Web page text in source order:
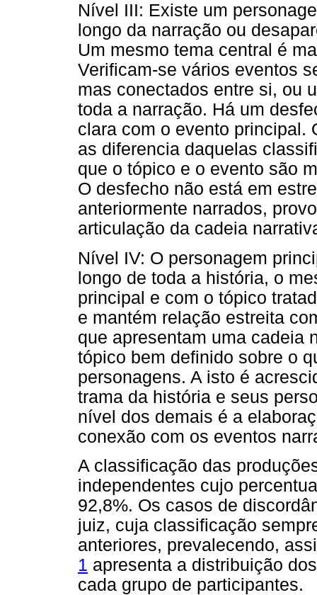
Nível III: Existe um
longo da narração ou
Um mesmo tema central é
Verificam-se vários eventos
mas conectados entre si, ou
toda a narração. Há um
clara com o evento principal.
as diferencia daquelas
que o tópico e o evento são
O desfecho não está em
anteriormente narrados,
articulação da cadeia
Nível IV: O personagem
longo de toda a história, o
principal e com o tópico
e mantém relação estreita
que apresentam uma cadeia
tópico bem definido sobre o
personagens. A isto é
trama da história e seus
nível dos demais é a
conexão com os eventos
A classificação das
independentes cujo
92,8%. Os casos de
juiz, cuja classificação
anteriores, prevalecendo,
1 apresenta a distribuição
cada grupo de participantes.